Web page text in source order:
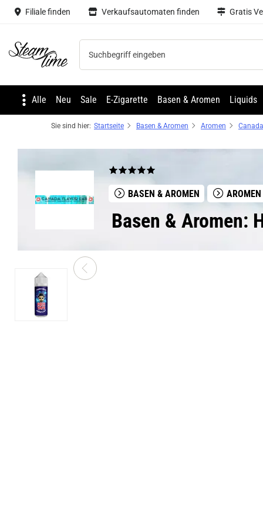
Filiale finden Verkaufsautomaten finden Gratis
Steam time
Alle Neu Sale E-Zigarette Basen & Aromen Liquids
Sie sind hier: Startseite Basen & Aromen Aromen
BASEN & AROMEN AROMEN
Basen & Aromen: